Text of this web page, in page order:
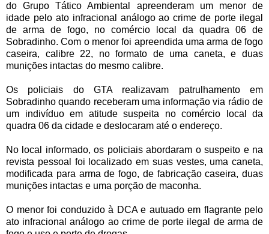
do Grupo Tático Ambiental apreenderam um menor de
idade pelo ato infracional análogo ao crime de porte ilegal
de arma de fogo, no comércio local da quadra 06 de
Sobradinho. Com o menor foi apreendida uma arma de fogo
caseira, calibre 22, no formato de uma caneta, e duas
munições intactas do mesmo calibre.
Os policiais do GTA realizavam patrulhamento em
Sobradinho quando receberam uma informação via rádio de
um indivíduo em atitude suspeita no comércio local da
quadra 06 da cidade e deslocaram até o endereço.
No local informado, os policiais abordaram o suspeito e na
revista pessoal foi localizado em suas vestes, uma caneta,
modificada para arma de fogo, de fabricação caseira, duas
munições intactas e uma porção de maconha.
O menor foi conduzido à DCA e autuado em flagrante pelo
ato infracional análogo ao crime de porte ilegal de arma de